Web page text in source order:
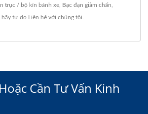
trục / bộ kín bánh xe, Bạc đạn giảm chấn,
hãy tự do Liên hệ với chúng tôi.
Cần Tư Vấn Kinh